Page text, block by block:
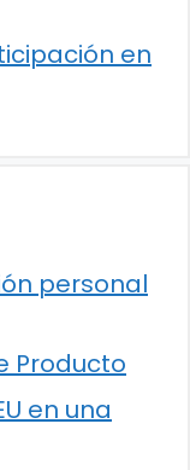
en
personal
Producto
en una